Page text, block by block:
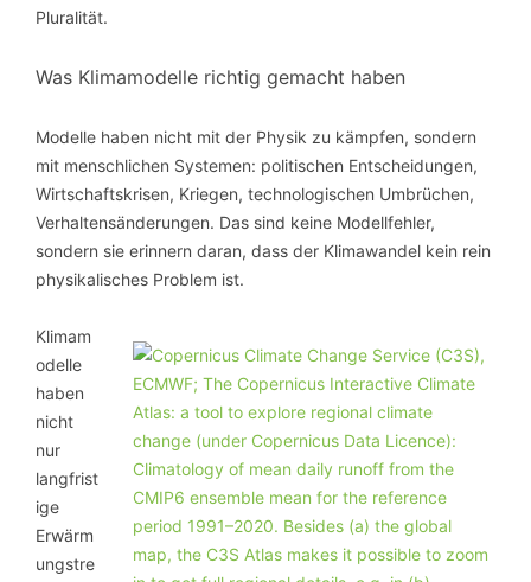
Pluralität.
Was Klimamodelle richtig gemacht haben
Modelle haben nicht mit der Physik zu kämpfen, sondern
mit menschlichen Systemen: politischen Entscheidungen,
Wirtschaftskrisen, Kriegen, technologischen Umbrüchen,
Verhaltensänderungen. Das sind keine Modellfehler,
sondern sie erinnern daran, dass der Klimawandel kein rein
physikalisches Problem ist.
Klimam
odelle
haben
nicht
nur
langfrist
ige
Erwärm
ungstre